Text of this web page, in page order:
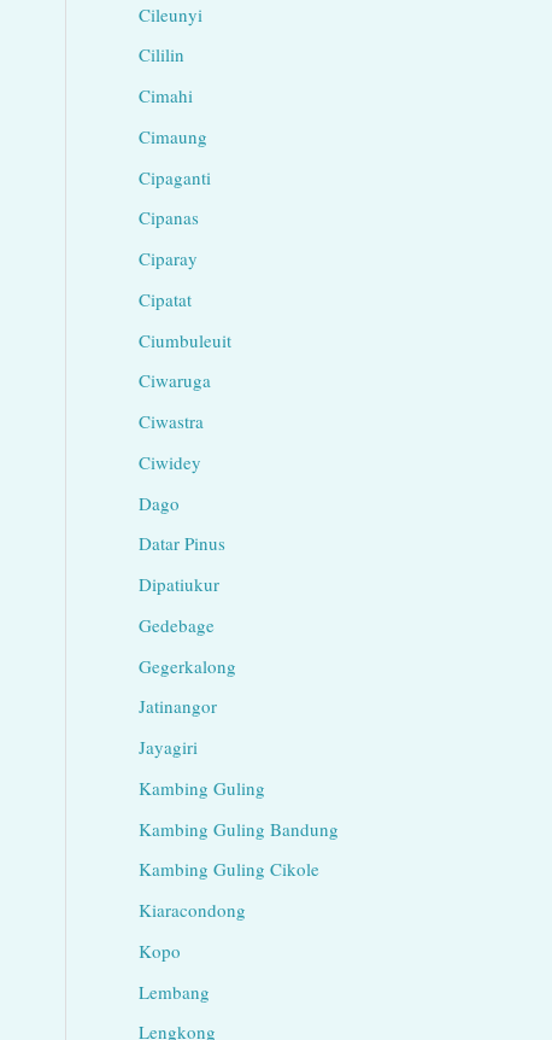
Cileunyi
Cililin
Cimahi
Cimaung
Cipaganti
Cipanas
Ciparay
Cipatat
Ciumbuleuit
Ciwaruga
Ciwastra
Ciwidey
Dago
Datar Pinus
Dipatiukur
Gedebage
Gegerkalong
Jatinangor
Jayagiri
Kambing Guling
Kambing Guling Bandung
Kambing Guling Cikole
Kiaracondong
Kopo
Lembang
Lengkong